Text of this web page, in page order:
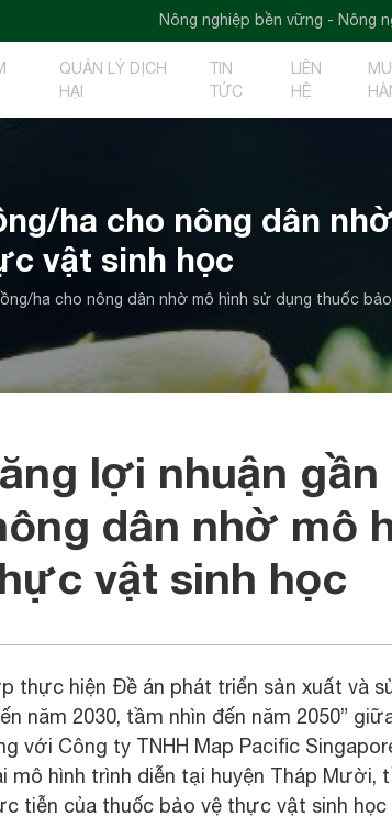
Nông nghiệp bền vững - Nông nghiệp xanh -
QUẢN LÝ DỊCH
HẠI
TIN
TỨC
LIÊN
HỆ
ha cho nông dân
vật sinh học
ha cho nông dân nhờ mô hình sử dụng thuốc
lợi nhuận gần
dân nhờ mô
vật sinh học
thực hiện Đề án phát triển sản xuất và
năm 2030, tầm nhìn đến năm 2050”
với Công ty TNHH Map Pacific
mô hình trình diễn tại huyện Tháp Mười,
tiễn của thuốc bảo vệ thực vật sinh học